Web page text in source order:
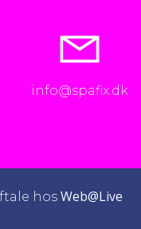
info@spafix.dk
hos Web@Live